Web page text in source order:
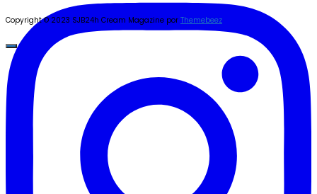
Copyright © 2023 SJB24h Cream Magazine por Themebeez